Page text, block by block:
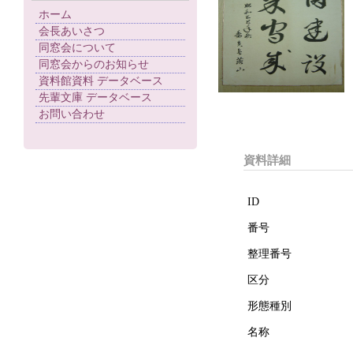
ホーム
会長あいさつ
同窓会について
同窓会からのお知らせ
資料館資料 データベース
先輩文庫 データベース
お問い合わせ
資料詳細
ID
番号
整理番号
区分
形態種別
名称